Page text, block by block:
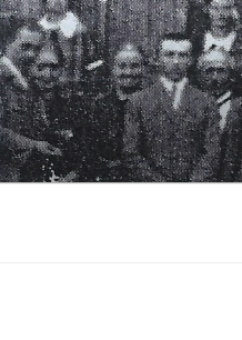
Zum
Inhalt
springen